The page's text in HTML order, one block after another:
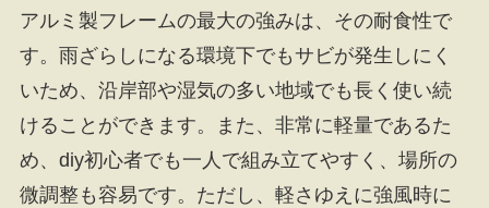
アルミ製フレームの最大の強みは、その耐食性で
す。雨ざらしになる環境下でもサビが発生しにく
いため、沿岸部や湿気の多い地域でも長く使い続
けることができます。また、非常に軽量であるた
め、diy初心者でも一人で組み立てやすく、場所の
微調整も容易です。ただし、軽さゆえに強風時に